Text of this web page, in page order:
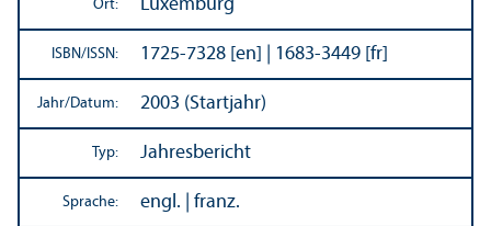
Ort: Luxemburg
ISBN/ ISSN: 1725-7328 [en] | 1683-3449 [fr]
Jahr/Datum: 2003 (Startjahr)
Typ: Jahresbericht
Sprache: engl. | franz.